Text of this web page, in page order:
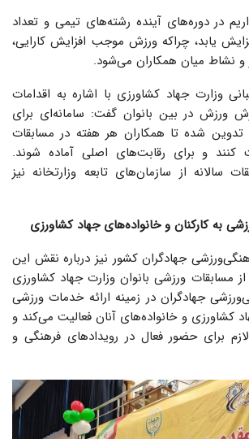
در دوره‌های آینده رشته‌های تیمی و تعداد
یابد، چراکه ورزش موجب افزایش کارایی،
و نشاط میان همکاران می‌شود.
وزارت جهاد کشاورزی با اشاره به اقدامات
ورزش در بین بانوان گفت: سامانه‌ای برای
تدوین شده تا همکاران هر هفته در مسابقات
و برای رقابت‌های اصلی آماده شوند.
سالانه از سازمان‌های تابعه وزارتخانه نیز
به کارکنان و خانواده‌های جهاد کشاورزی
جهادگران کشور نیز درباره نقش این
مسابقات ورزشی بانوان وزارت جهاد کشاورزی
جهادگران در زمینه ارائه خدمات ورزشی
کشاورزی و خانواده‌های آنان فعالیت می‌کند و
برای حضور فعال در رویدادهای فرهنگی و